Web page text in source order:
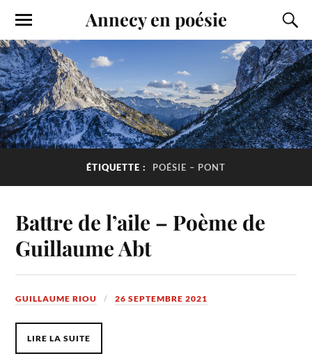
Annecy en poésie
ÉTIQUETTE : POÉSIE – PONT
Battre de l’aile – Poème de
Guillaume Abt
GUILLAUME RIOU 26 SEPTEMBRE 2021
LIRE LA SUITE